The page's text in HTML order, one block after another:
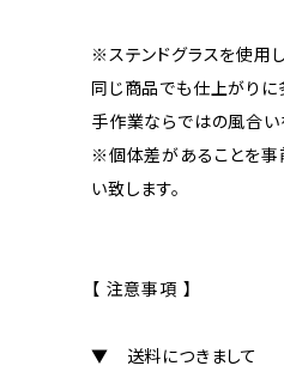
※ステンドグラスを使用
同じ商品でも仕上がりに
手作業ならではの風合い
※個体差があることを事
い致します。
【 注意事項 】
▼ 送料につきまして